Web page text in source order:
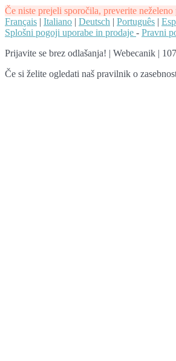
Če niste prejeli sporočila, preverite neželeno
Français | Italiano | Deutsch | Português |
Splošni pogoji uporabe in prodaje - Pravni
Prijavite se brez odlašanja! | Webecanik |
Če si želite ogledati naš pravilnik o